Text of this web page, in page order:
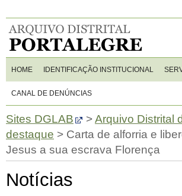
HOME IDENTIFICAÇÃO INSTITUCIONAL
CANAL DE DENÚNCIAS
Sites DGLAB >Arquivo Distrital
destaque > Carta de alforria e
Jesus a sua escrava Florença
Notícias